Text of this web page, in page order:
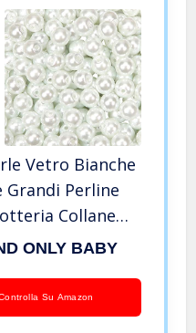
Vetro Bianche
Grandi Perline
Collane
Fai Da Te
ONLY BABY
Su Amazon